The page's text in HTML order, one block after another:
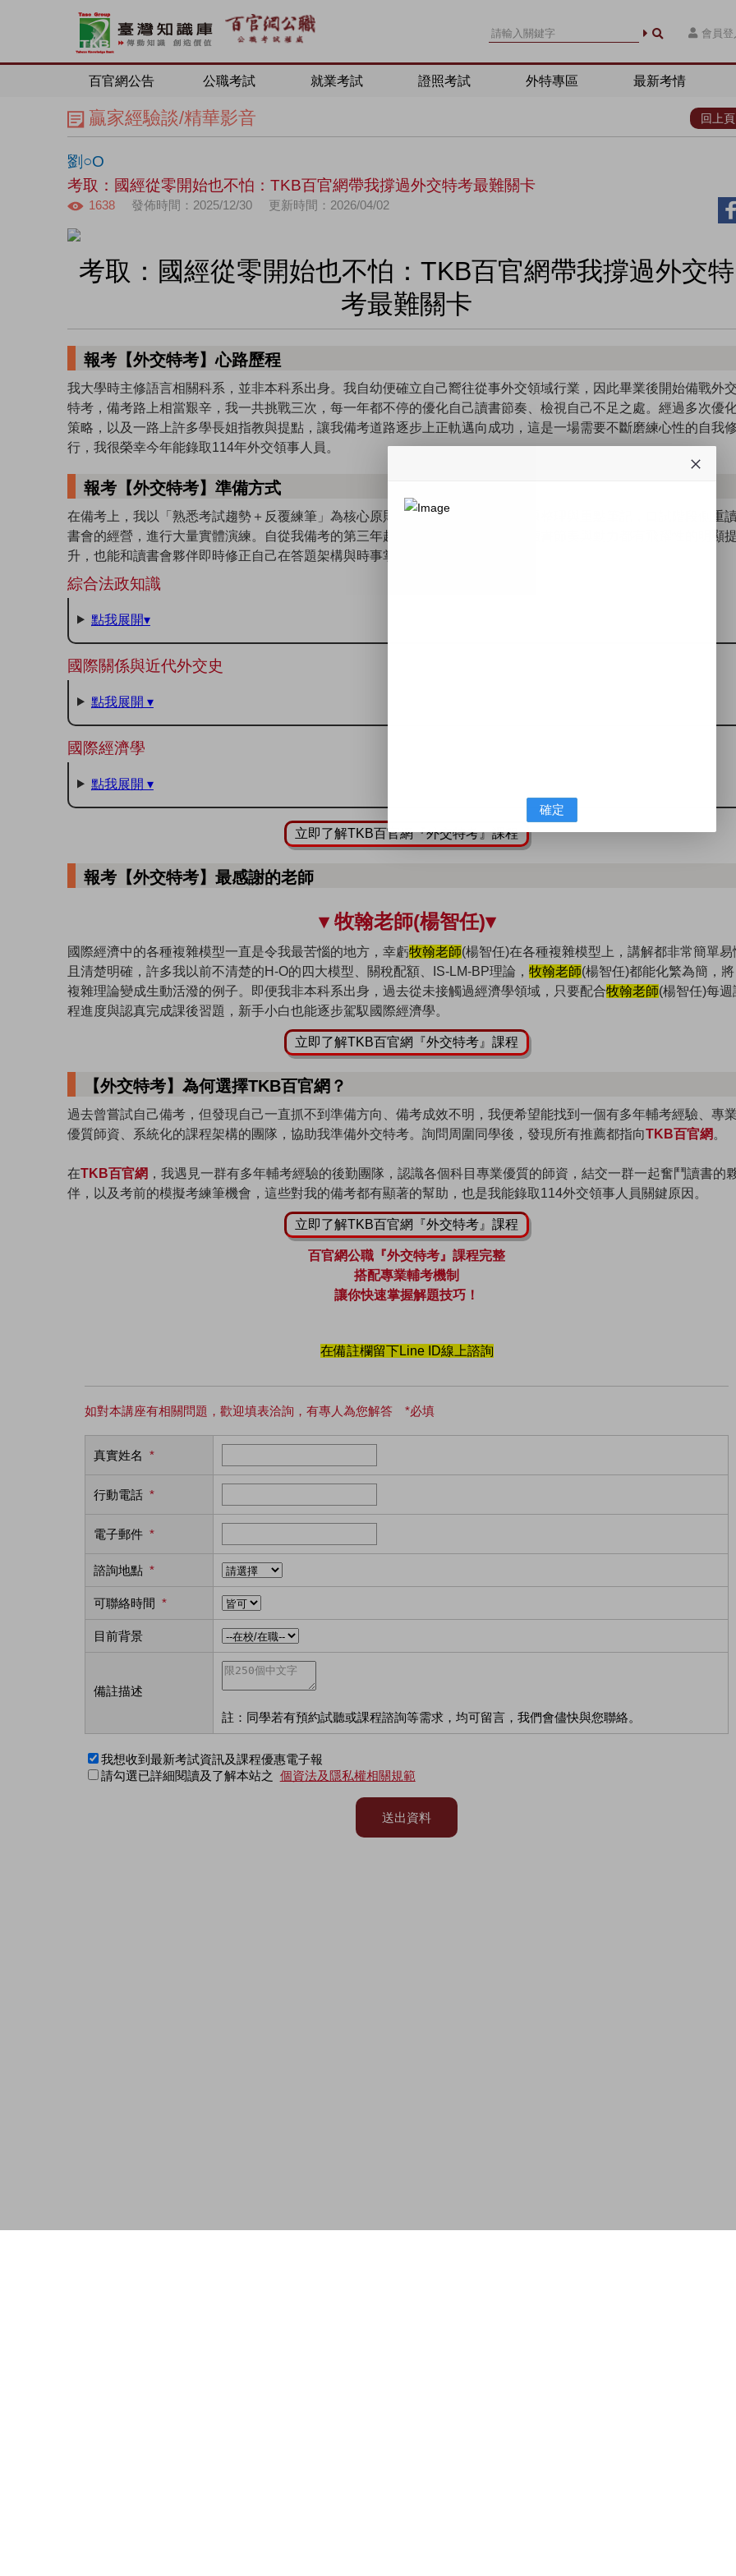
會員登
百官網公告 公職考試 就業考試 證照考試 外特專區 最新考情
贏家經驗談/精華影音 回上頁
劉○O
考取：國經從零開始也不怕：TKB百官網帶我撐過外交特考最難關卡
1638 發佈時間：2025/12/30 更新時間：2026/04/02
考取：國經從零開始也不怕：TKB百官網帶我撐過外交特
考最難關卡
報考【外交特考】心路歷程
我大學時主修語言相關科系，並非本科系出身。我自幼便確立自己嚮往從事外交領域行業，因此畢業後開始備戰外
特考，備考路上相當艱辛，我一共挑戰三次，每一年都不停的優化自己讀書節奏、檢視自己不足之處。經過多次優
策略，以及一路上許多學長姐指教與提點，讓我備考道路逐步上正軌邁向成功，這是一場需要不斷磨練心性的自我
行，我很榮幸今年能錄取114年外交領事人員。
報考【外交特考】準備方式
在備考上，我以「熟悉考試趨勢＋反覆練筆」為核心原則。筆試階段著重於考古題整理與重點筆記，口試階段側重
書會的經營，進行大量實體演練。自從我備考的第三年起，開始經營讀書會後，讀書節奏與動力都有飛躍性的明顯
升，也能和讀書會夥伴即時修正自己在答題架構與時事掌握上的不足。
綜合法政知識
點我展開▾
國際關係與近代外交史
點我展開 ▾
國際經濟學
點我展開 ▾
立即了解TKB百官網『外交特考』課程
報考【外交特考】最感謝的老師
▾ 牧翰老師(楊智任)▾
國際經濟中的各種複雜模型一直是令我最苦惱的地方，幸虧牧翰老師(楊智任)在各種複雜模型上，講解都非常簡單易
且清楚明確，許多我以前不清楚的H-O的四大模型、關稅配額、IS-LM-BP理論， 牧翰老師(楊智任)都能化繁為簡，將
複雜理論變成生動活潑的例子。即便我非本科系出身，過去從未接觸過經濟學領域，只要配合牧翰老師(楊智任)每週
程進度與認真完成課後習題，新手小白也能逐步駕馭國際經濟學。
立即了解TKB百官網『外交特考』課程
【外交特考】為何選擇TKB百官網？
過去曾嘗試自己備考，但發現自己一直抓不到準備方向、備考成效不明，我便希望能找到一個有多年輔考經驗、專
優質師資、系統化的課程架構的團隊，協助我準備外交特考。詢問周圍同學後，發現所有推薦都指向TKB百官網 。
在TKB百官網 ，我遇見一群有多年輔考經驗的後勤團隊，認識各個科目專業優質的師資，結交一群一起奮鬥讀書的
伴，以及考前的模擬考練筆機會，這些對我的備考都有顯著的幫助，也是我能錄取114外交領事人員關鍵原因。
立即了解TKB百官網『外交特考』課程
百官網公職『外交特考』課程完整
搭配專業輔考機制
讓你快速掌握解題技巧！
在備註欄留下Line ID線上諮詢
如對本講座有相關問題，歡迎填表洽詢，有專人為您解答 *必填
真實姓名 *
行動電話 *
電子郵件 *
諮詢地點 *
可聯絡時間 *
目前背景
備註描述
註：同學若有預約試聽或課程諮詢等需求，均可留言，我們會儘快與您聯絡。
我想收到最新考試資訊及課程優惠電子報
請勾選已詳細閱讀及了解本站之 個資法及隱私權相關規範
送出資料
確定